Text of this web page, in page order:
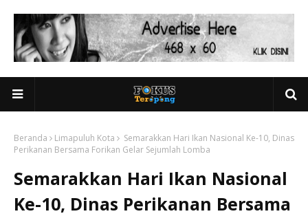
Beranda Limapuluh Kota
Semarakkan Hari Ikan Nasional Ke-10, Dinas
Perikanan Bersama Forikan Gelar Sejumlah Lomba
Semarakkan Hari Ikan Nasional
Ke-10, Dinas Perikanan Bersama